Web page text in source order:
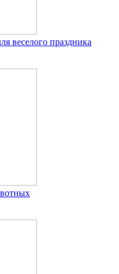
веселого праздника